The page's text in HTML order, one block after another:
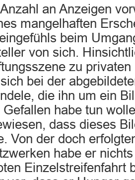
an Anzeigen
mangelhaften
beim
von sich.
zu
bei der
die ihn um ein
habe tun
dass dieses
Von der doch
habe er
Einzelstreifenfahrt